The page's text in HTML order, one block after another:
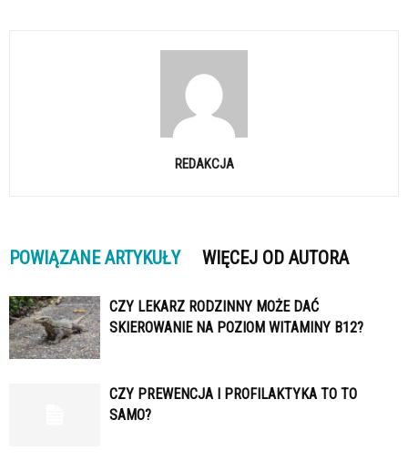
REDAKCJA
POWIĄZANE ARTYKUŁY WIĘCEJ OD AUTORA
CZY LEKARZ RODZINNY MOŻE DAĆ
SKIEROWANIE NA POZIOM WITAMINY B12?
CZY PREWENCJA I PROFILAKTYKA TO TO
SAMO?